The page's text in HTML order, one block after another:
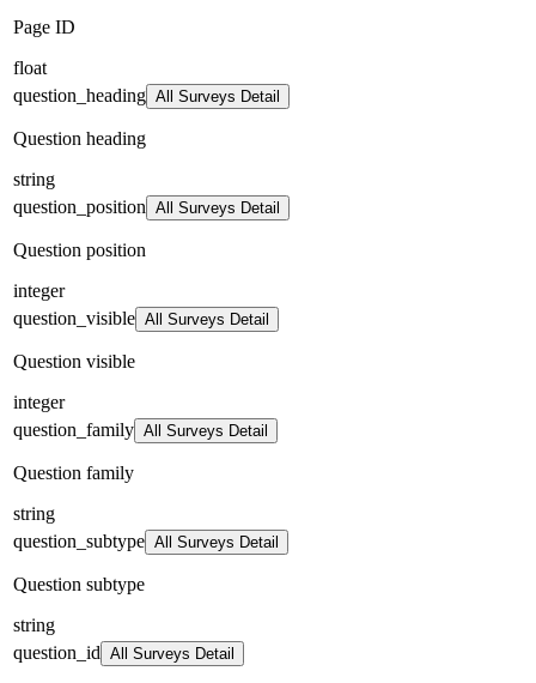
Page ID
float
question_heading All Surveys Detail
Question heading
string
question_position All Surveys Detail
Question position
integer
question_visible All Surveys Detail
Question visible
integer
question_family All Surveys Detail
Question family
string
question_subtype All Surveys Detail
Question subtype
string
question_id All Surveys Detail